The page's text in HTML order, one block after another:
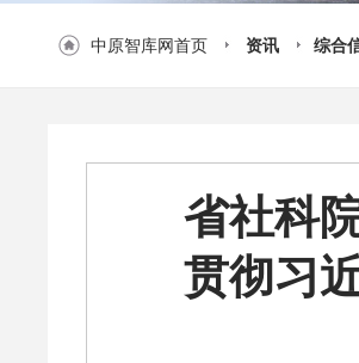
中原智库网首页 资讯 综合
省社科
贯彻习